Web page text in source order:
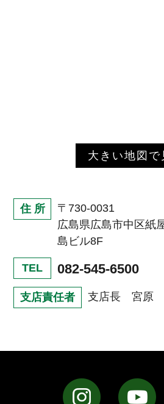
大きい地図で
住 所
〒730-0031
広島県広島市中区
島ビル8F
TEL 082-545-6500
支店責任者 支店長 宮原